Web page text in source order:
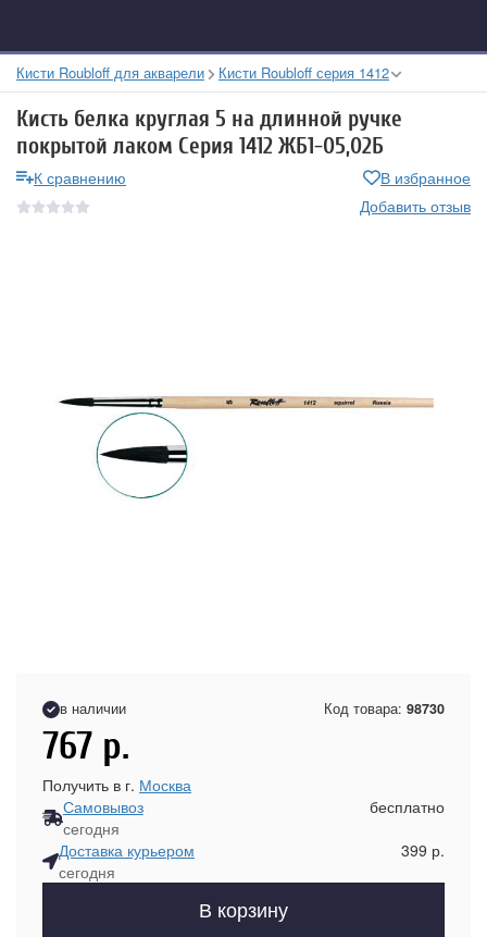
Кисти Roubloff для акварели Кисти Roubloff серия 1412
Кисть белка круглая 5 на длинной ручке
покрытой лаком Серия 1412 ЖБ1-05,02Б
К сравнению
В избранное
Добавить отзыв
в наличии Код товара: 98730
767 р.
Получить в г. Москва
Самовывоз
сегодня
бесплатно
Доставка курьером
сегодня
399 р.
В корзину